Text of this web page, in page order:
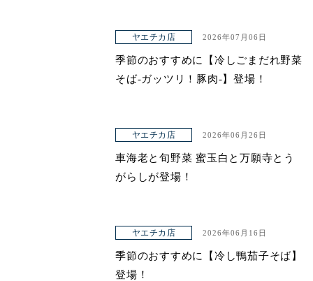
ヤエチカ店 2026年07月06日
季節のおすすめに【冷しごまだれ野菜
そば-ガッツリ！豚肉-】登場！
ヤエチカ店 2026年06月26日
車海老と旬野菜 蜜玉白と万願寺とう
がらしが登場！
ヤエチカ店 2026年06月16日
季節のおすすめに【冷し鴨茄子そば】
登場！